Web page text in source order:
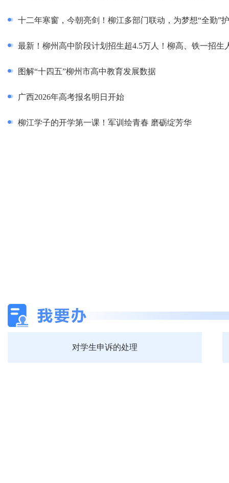
十二年寒窗，今朝亮剑！柳江多部门联动，为梦想“全勤”
最新！柳州高中阶段计划招生超4.5万人！柳高、铁一招
图解“十四五”柳州市高中教育发展数据
广西2026年高考报名明日开始
柳江学子的开学第一课！军训绘青春 磨砺绽芳华
对学生申诉的处理